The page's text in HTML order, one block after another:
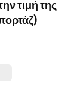
τιμή της